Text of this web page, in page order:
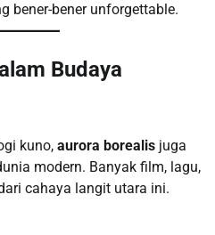
bener-bener unforgettable.
Budaya
kuno, aurora borealis juga
modern. Banyak film, lagu,
cahaya langit utara ini.